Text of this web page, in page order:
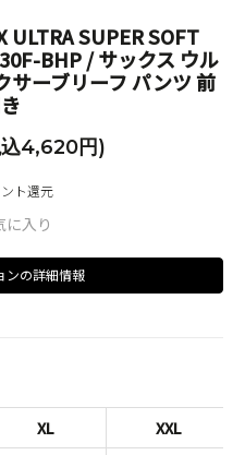
ULTRA SUPER SOFT
BHP / サックス ウル
サーブリーフ パンツ 前
4,620円)
ト還元
に入り
ンの詳細情報
XL XXL